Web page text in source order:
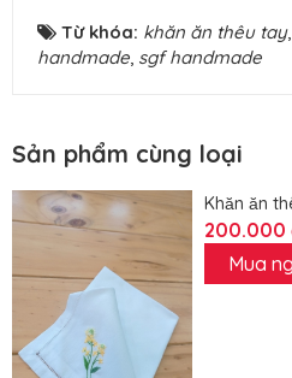
Từ khóa: khăn ăn thêu tay,
handmade, sgf handmade
Sản phẩm cùng loại
Khăn ăn
200.000
Mua